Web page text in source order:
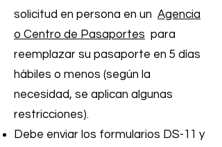
solicitud en persona en un Agencia
o Centro de Pasaportes para
reemplazar su pasaporte en 5 días
hábiles o menos (según la
necesidad, se aplican algunas
restricciones).
Debe enviar los formularios DS-11 y